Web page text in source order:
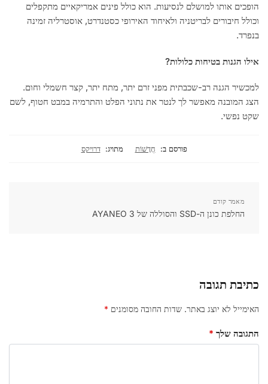
הופכים אותו למושלם לנסיעות. הוא כולל פינים אמריקאיים מתקפלים
וכולל חיבורים לבריטניה ולאיחוד האירופי כסטנדרט, אוסטרליה זמינה
בנפרד.
אילו הגנות בטיחות כלולות?
למכשיר הגנה רב-שכבתית מפני זרם יתר, מתח יתר, קצר חשמלי וחום.
הצג המובנה מאפשר לך לנטר את נתוני הפלט והתרמיה במבט חטוף, לשם
שקט נפשי.
פורסם ב: חֲדָשׁוֹת מתויג: דרויקס
מאמר קודם
החלפת כונן ה-SSD והסוללה של AYANEO 3
כתיבת תגובה
האימייל לא יוצג באתר. שדות החובה מסומנים *
התגובה שלך *